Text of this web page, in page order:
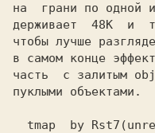
на  грани по одной
держивает  48K  и
чтобы лучше
в самом конце
часть  с залитым
пуклыми объектами.
  tmap  by Rst7